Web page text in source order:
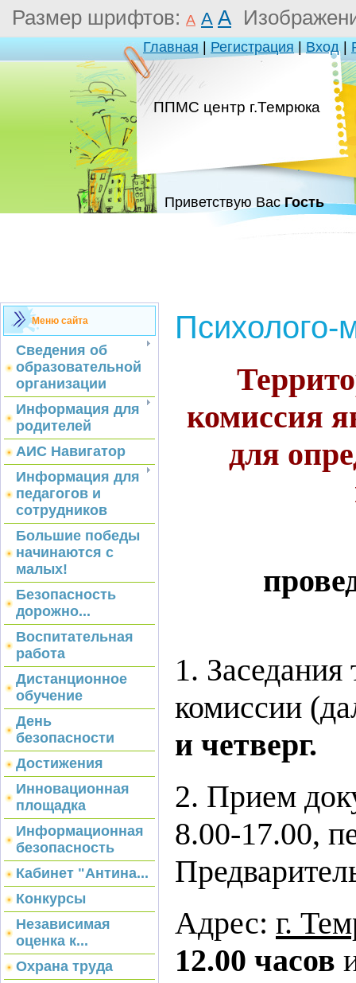
Размер шрифтов: A A A
Главная Регистрация Вход|
ППМС центр г.Темрюка
Приветствую Вас Гость
Меню сайта
Сведения об
образовательной
организации
Информация для
родителей
АИС Навигатор
Информация для
педагогов и
сотрудников
Большие победы
начинаются с
малых!
Безопасность
дорожно...
Воспитательная
работа
Дистанционное
обучение
День
безопасности
Достижения
Инновационная
площадка
Информационная
безопасность
Кабинет "Антина...
Конкурсы
Независимая
оценка к...
Охрана труда
Психолого-
комиссия
для
1. Заседания
комиссии
и четверг.
2. Прием
8.00-17.00,
Адрес: г.
12.00 часов